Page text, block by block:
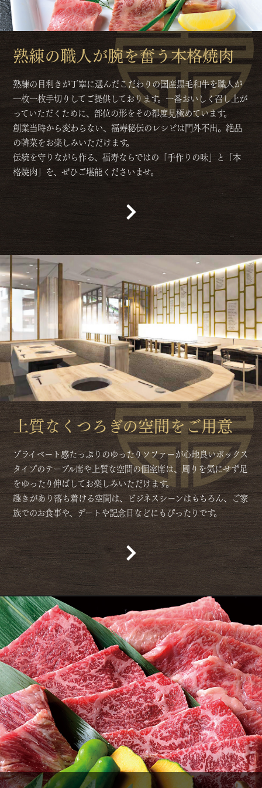
熟練の職人が腕を奮う本格焼肉
熟練の目利きが丁寧に選んだこだわりの国産黒毛和牛を職人が
一枚一枚手切りしてご提供しております。一番おいしく召し上が
っていただくために、部位の形をその都度見極めています。
創業当時から変わらない、福寿秘伝のレシピは門外不出。絶品
の韓菜をお楽しみいただけます。
伝統を守りながら作る、福寿ならではの「手作りの味」と「本
格焼肉」を、ぜひご堪能くださいませ。
上質なくつろぎの空間をご用意
プライベート感たっぷりのゆったりソファーが心地良いボックス
タイプのテーブル席や上質な空間の個室席は、周りを気にせず足
をゆったり伸ばしてお楽しみいただけます。
趣きがあり落ち着ける空間は、ビジネスシーンはもちろん、ご家
族でのお食事や、デートや記念日などにもぴったりです。